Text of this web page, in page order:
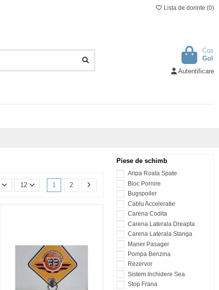
Lista de dorinte (0)
Cos
Gol
Autentificare
12 1 2
Piese de schimb
Aripa Roata Spate
Bloc Pornire
Bugspoiler
Cablu Acceleratie
Carena Codita
Carena Laterala Dreapta
Carena Laterala Stanga
Maner Pasager
Pompa Benzina
Rezervor
Sistem Inchidere Sea
Stop Frana